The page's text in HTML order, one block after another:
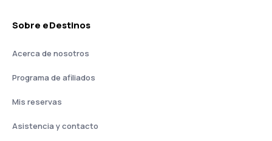
Sobre eDestinos
Acerca de nosotros
Programa de afiliados
Mis reservas
Asistencia y contacto